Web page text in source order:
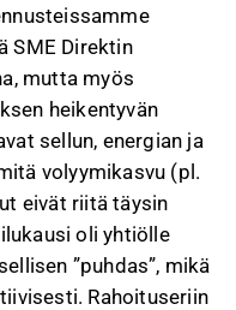
SME Direktin
mutta myös
heikentyvän
sellun, energian ja
volyymikasvu (pl.
eivät riitä täysin
oli yhtiölle
”puhdas”, mikä
Rahoituseriin